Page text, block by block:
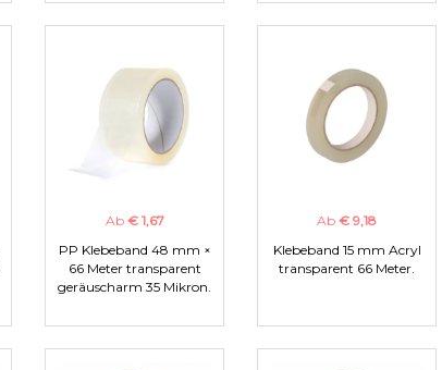
Ab € 1,67
PP Klebeband 48 mm ×
66 Meter transparent
geräuscharm 35 Mikron.
Ab € 9,18
Klebeband 15 mm Acryl
transparent 66 Meter.